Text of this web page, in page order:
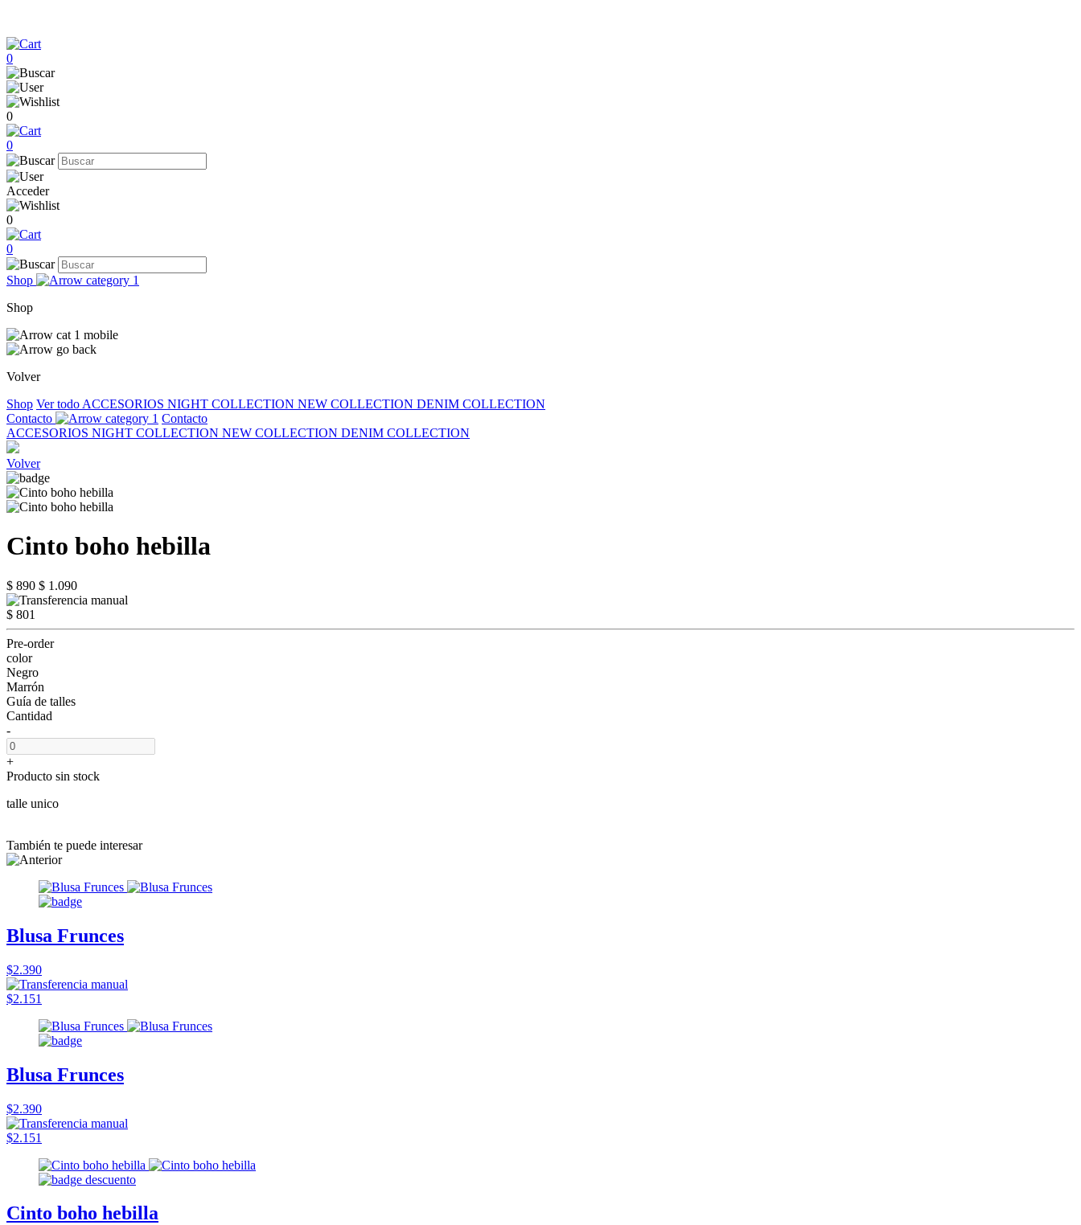
0
0
0
Acceder
0
0
Shop
Shop
Volver
Shop Ver todo ACCESORIOS NIGHT COLLECTION NEW COLLECTION DENIM COLLECTION
Contacto
Contacto
ACCESORIOS NIGHT COLLECTION NEW COLLECTION DENIM COLLECTION
Volver
Cinto boho hebilla
$ 890 $ 1.090
$ 801
Pre-order
color
Negro
Marrón
Guía de talles
Cantidad
-
+
Producto sin stock
talle unico
También te puede interesar
Blusa Frunces
$2.390
$2.151
Blusa Frunces
$2.390
$2.151
Cinto boho hebilla